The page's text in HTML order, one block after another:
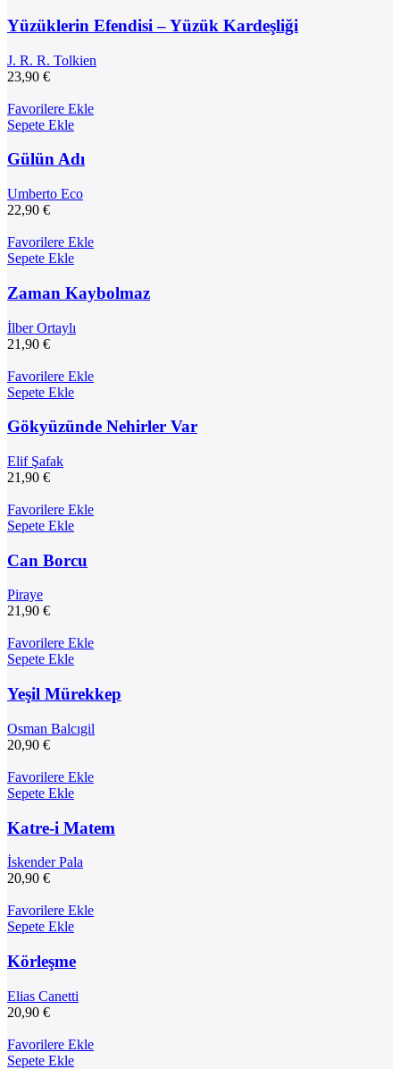
Yüzüklerin Efendisi – Yüzük Kardeşliği
J. R. R. Tolkien
23,90 €
Favorilere Ekle
Sepete Ekle
Gülün Adı
Umberto Eco
22,90 €
Favorilere Ekle
Sepete Ekle
Zaman Kaybolmaz
İlber Ortaylı
21,90 €
Favorilere Ekle
Sepete Ekle
Gökyüzünde Nehirler Var
Elif Şafak
21,90 €
Favorilere Ekle
Sepete Ekle
Can Borcu
Piraye
21,90 €
Favorilere Ekle
Sepete Ekle
Yeşil Mürekkep
Osman Balcıgil
20,90 €
Favorilere Ekle
Sepete Ekle
Katre-i Matem
İskender Pala
20,90 €
Favorilere Ekle
Sepete Ekle
Körleşme
Elias Canetti
20,90 €
Favorilere Ekle
Sepete Ekle